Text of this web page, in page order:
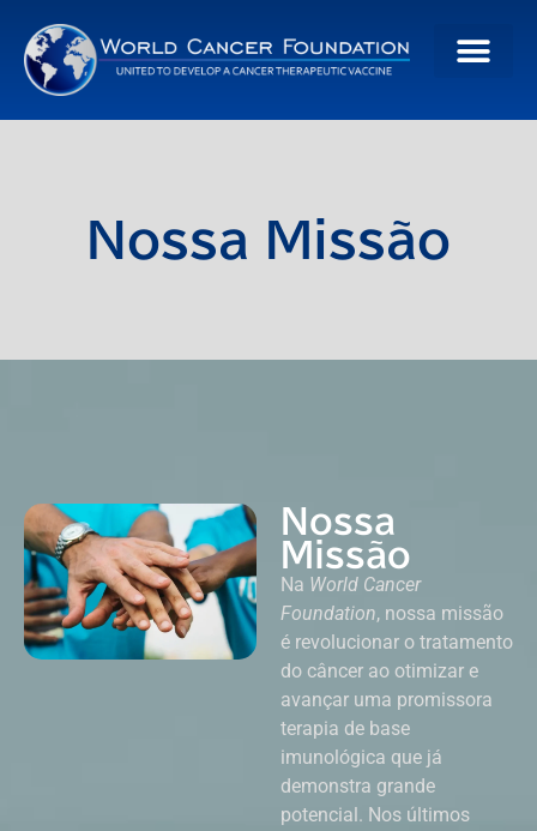
Nossa Missão
Nossa
Missão
Na World Cancer
Foundation, nossa missão
é revolucionar o tratamento
do câncer ao otimizar e
avançar uma promissora
terapia de base
imunológica que já
demonstra grande
potencial. Nos últimos